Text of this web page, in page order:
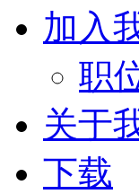
加入
职
关于
下载